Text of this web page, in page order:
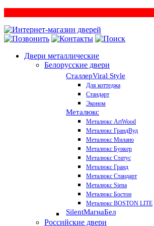
Двери металлические
Белорусские двери
СталлерViral Style
Для коттеджа
Стандарт
Эконом
Металюкс
Металюкс ArtWood
Металюкс ГрандВуд
Металюкс Милано
Металюкс Бункер
Металюкс Статус
Металюкс Гранд
Металюкс Стандарт
Металюкс Siena
Металюкс Бостон
Металюкс BOSTON LITE
SilentМагнаБел
Российские двери